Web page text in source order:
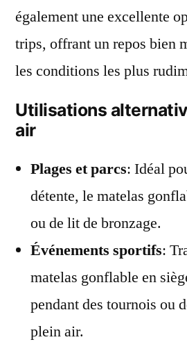
également une excellente
trips, offrant un repos bien
les conditions les plus
Utilisations
air
Plages et parcs: Idéal
détente, le matelas
ou de lit de bronzage.
Événements sportifs:
matelas gonflable en
pendant des tournois ou
plein air.